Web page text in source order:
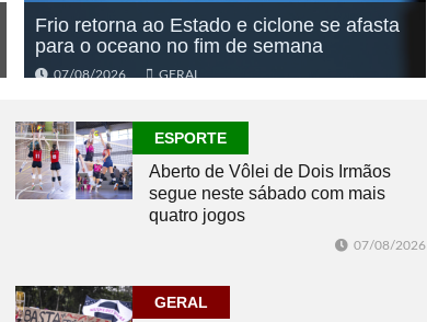
Frio retorna ao Estado e ciclone se afasta
para o oceano no fim de semana
07/08/2026 GERAL
ESPORTE
Aberto de Vôlei de Dois Irmãos
segue neste sábado com mais
quatro jogos
07/08/2026
GERAL